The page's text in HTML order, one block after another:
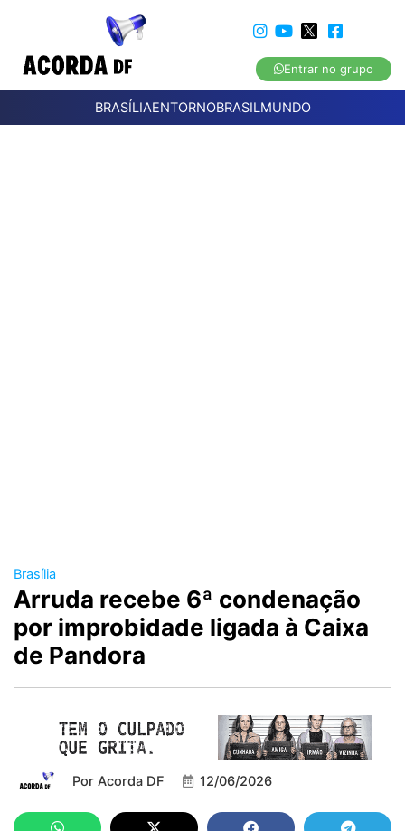
Entrar no grupo
BRASÍLIAENTORNOBRASILMUNDO
Brasília
Arruda recebe 6ª condenação
por improbidade ligada à Caixa
de Pandora
Por Acorda DF 12/06/2026